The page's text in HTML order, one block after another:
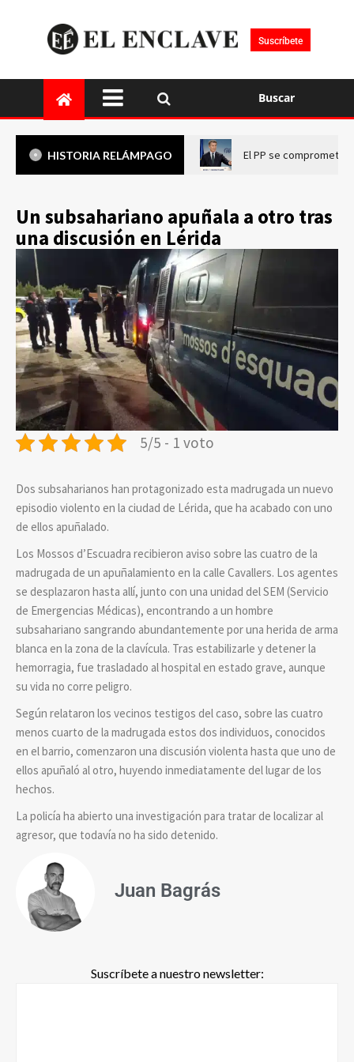
Suscríbete
Buscar
HISTORIA RELÁMPAGO El PP se compromete
Un subsahariano apuñala a otro tras
una discusión en Lérida
5/5 - 1 voto
Dos subsaharianos han protagonizado esta madrugada un nuevo
episodio violento en la ciudad de Lérida, que ha acabado con uno
de ellos apuñalado.
Los Mossos d’Escuadra recibieron aviso sobre las cuatro de la
madrugada de un apuñalamiento en la calle Cavallers. Los agentes
se desplazaron hasta allí, junto con una unidad del SEM (Servicio
de Emergencias Médicas), encontrando a un hombre
subsahariano sangrando abundantemente por una herida de arma
blanca en la zona de la clavícula. Tras estabilizarle y detener la
hemorragia, fue trasladado al hospital en estado grave, aunque
su vida no corre peligro.
Según relataron los vecinos testigos del caso, sobre las cuatro
menos cuarto de la madrugada estos dos individuos, conocidos
en el barrio, comenzaron una discusión violenta hasta que uno de
ellos apuñaló al otro, huyendo inmediatamente del lugar de los
hechos.
La policía ha abierto una investigación para tratar de localizar al
agresor, que todavía no ha sido detenido.
Juan Bagrás
Suscríbete a nuestro newsletter: